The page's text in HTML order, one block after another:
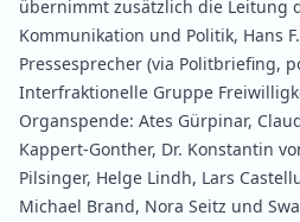
übernimmt zusätzlich die Leitung
Kommunikation und Politik, Hans
Pressesprecher (via Politbriefing,
Interfraktionelle Gruppe
Organspende: Ates Gürpinar,
Kappert‑Gonther, Dr. Konstantin
Pilsinger, Helge Lindh, Lars
Michael Brand, Nora Seitz und